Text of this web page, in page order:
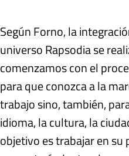
Según Forno, la
universo Rapsodia se
comenzamos con el
para que conozca a la
trabajo sino, también,
idioma, la cultura, la
objetivo es trabajar en su